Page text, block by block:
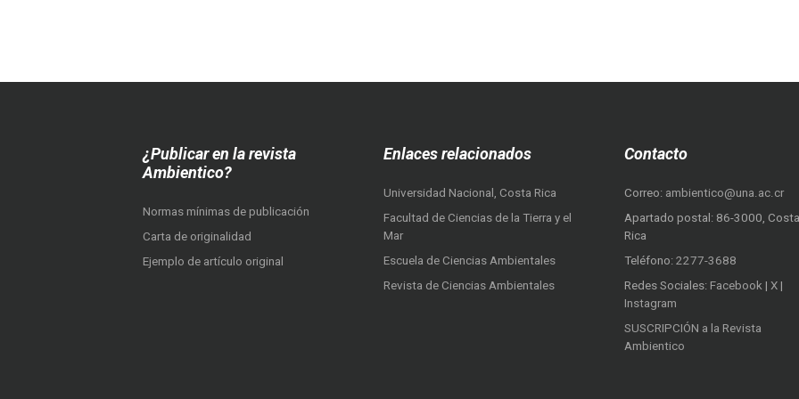
¿Publicar en la revista
Ambientico?
Normas mínimas de publicación
Carta de originalidad
Ejemplo de artículo original
Enlaces relacionados
Universidad Nacional, Costa Rica
Facultad de Ciencias de la Tierra y el
Mar
Escuela de Ciencias Ambientales
Revista de Ciencias Ambientales
Contacto
Correo: ambientico@una.ac.cr
Apartado postal: 86-3000, Costa
Rica
Teléfono: 2277-3688
Redes Sociales: Facebook | X |
Instagram
SUSCRIPCIÓN a la Revista
Ambientico